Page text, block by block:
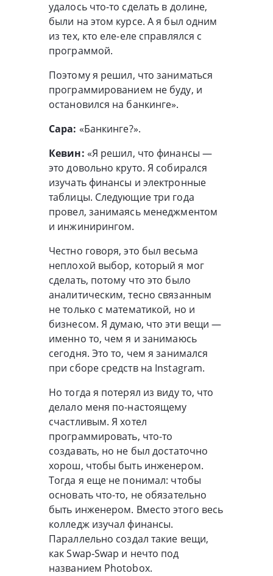
удалось что-то сделать в долине,
были на этом курсе. А я был одним
из тех, кто еле-еле справлялся с
программой.
Поэтому я решил, что заниматься
программированием не буду, и
остановился на банкинге».
Сара: «Банкинге?».
Кевин: «Я решил, что финансы —
это довольно круто. Я собирался
изучать финансы и электронные
таблицы. Следующие три года
провел, занимаясь менеджментом
и инжинирингом.
Честно говоря, это был весьма
неплохой выбор, который я мог
сделать, потому что это было
аналитическим, тесно связанным
не только с математикой, но и
бизнесом. Я думаю, что эти вещи —
именно то, чем я и занимаюсь
сегодня. Это то, чем я занимался
при сборе средств на Instagram.
Но тогда я потерял из виду то, что
делало меня по-настоящему
счастливым. Я хотел
программировать, что-то
создавать, но не был достаточно
хорош, чтобы быть инженером.
Тогда я еще не понимал: чтобы
основать что-то, не обязательно
быть инженером. Вместо этого весь
колледж изучал финансы.
Параллельно создал такие вещи,
как Swap‑Swap и нечто под
названием Photobox.